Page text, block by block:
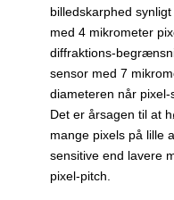
billedskarphed
med 4 mikrometer
diffraktions-
sensor med 7
diameteren når
Det er årsagen til at
mange pixels på lille
sensitive end lavere
pixel-pitch.